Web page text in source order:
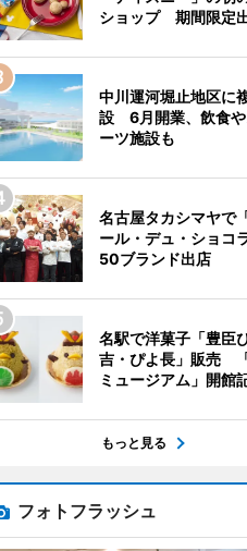
ショップ 期間限定
中川運河堀止地区に
設 6月開業、飲食や
ーツ施設も
名古屋タカシマヤで
ール・デュ・ショ
50ブランド出店
名駅で洋菓子「豊臣
吉・ぴよ長」販売
ミュージアム」開館
もっと見る
フォトフラッシュ